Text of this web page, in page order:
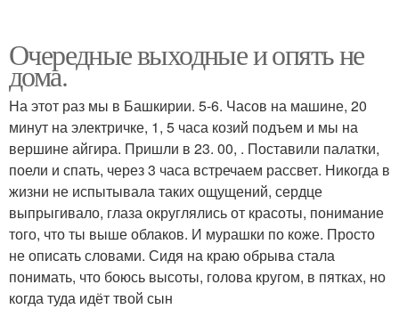
Очередные выходные и опять не
дома.
На этот раз мы в Башкирии. 5-6. Часов на машине, 20
минут на электричке, 1, 5 часа козий подъем и мы на
вершине айгира. Пришли в 23. 00, . Поставили палатки,
поели и спать, через 3 часа встречаем рассвет. Никогда в
жизни не испытывала таких ощущений, сердце
выпрыгивало, глаза округлялись от красоты, понимание
того, что ты выше облаков. И мурашки по коже. Просто
не описать словами. Сидя на краю обрыва стала
понимать, что боюсь высоты, голова кругом, в пятках, но
когда туда идёт твой сын